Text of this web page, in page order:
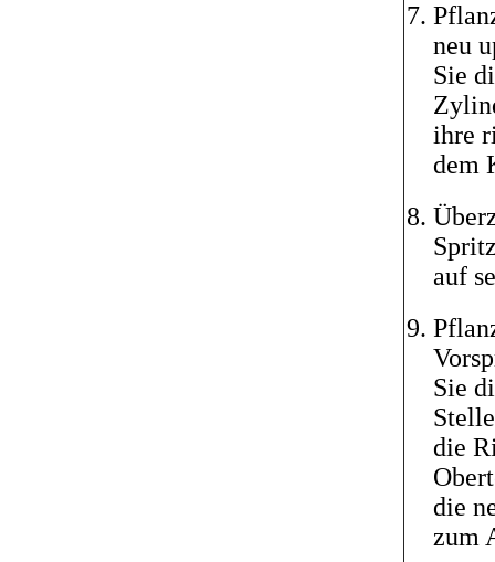
neu
Sie
ihre
dem
auf
Sie
die
die
zum